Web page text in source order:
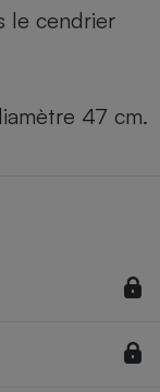
le cendrier
47 cm.